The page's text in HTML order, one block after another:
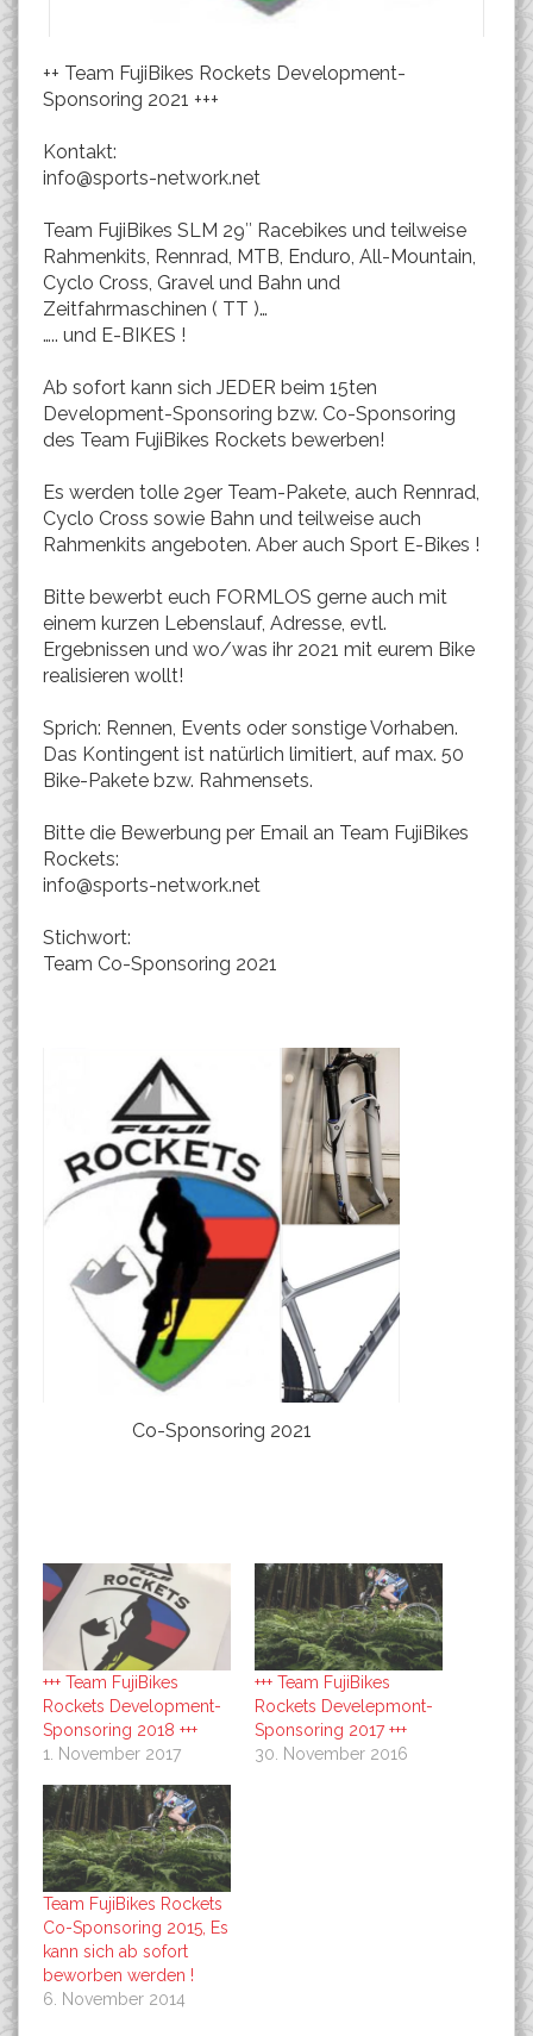
++ Team FujiBikes Rockets Development-
Sponsoring 2021 +++
Kontakt:
info@sports-network.net
Team FujiBikes SLM 29″ Racebikes und teilweise
Rahmenkits, Rennrad, MTB, Enduro, All-Mountain,
Cyclo Cross, Gravel und Bahn und
Zeitfahrmaschinen ( TT )…
….. und E-BIKES !
Ab sofort kann sich JEDER beim 15ten
Development-Sponsoring bzw. Co-Sponsoring
des Team FujiBikes Rockets bewerben!
Es werden tolle 29er Team-Pakete, auch Rennrad,
Cyclo Cross sowie Bahn und teilweise auch
Rahmenkits angeboten. Aber auch Sport E-Bikes !
Bitte bewerbt euch FORMLOS gerne auch mit
einem kurzen Lebenslauf, Adresse, evtl.
Ergebnissen und wo/was ihr 2021 mit eurem Bike
realisieren wollt!
Sprich: Rennen, Events oder sonstige Vorhaben.
Das Kontingent ist natürlich limitiert, auf max. 50
Bike-Pakete bzw. Rahmensets.
Bitte die Bewerbung per Email an Team FujiBikes
Rockets:
info@sports-network.net
Stichwort:
Team Co-Sponsoring 2021
Co-Sponsoring 2021
+++ Team FujiBikes
Rockets Development-
Sponsoring 2018 +++
1. November 2017
+++ Team FujiBikes
Rockets Develepmont-
Sponsoring 2017 +++
30. November 2016
Team FujiBikes Rockets
Co-Sponsoring 2015, Es
kann sich ab sofort
beworben werden !
6. November 2014